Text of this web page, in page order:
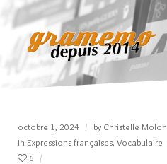
octobre 1, 2024 by Christelle Molon
in Expressions françaises, Vocabulaire
6